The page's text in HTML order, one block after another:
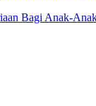
Bagi Anak-